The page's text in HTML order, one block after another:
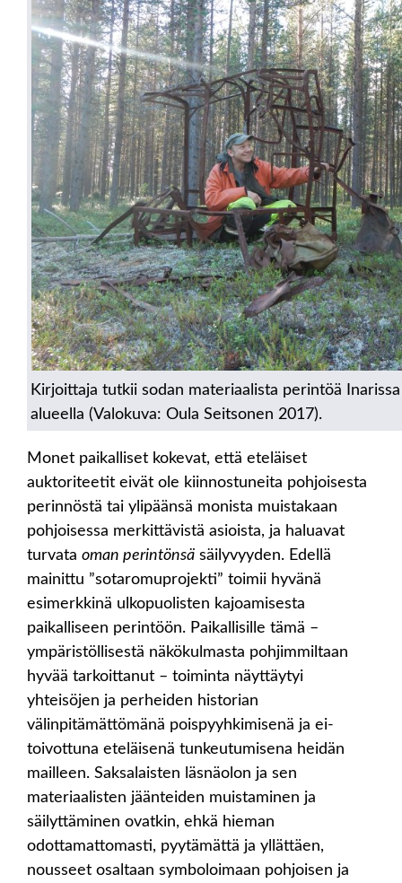
Kirjoittaja tutkii sodan materiaalista perintöä
alueella (Valokuva: Oula Seitsonen 2017).
Monet paikalliset kokevat, että eteläiset
auktoriteetit eivät ole kiinnostuneita pohjoisesta
perinnöstä tai ylipäänsä monista muistakaan
pohjoisessa merkittävistä asioista, ja haluavat
turvata oman perintönsä säilyvyyden. Edellä
mainittu ”sotaromuprojekti” toimii hyvänä
esimerkkinä ulkopuolisten kajoamisesta
paikalliseen perintöön. Paikallisille tämä –
ympäristöllisestä näkökulmasta pohjimmiltaan
hyvää tarkoittanut – toiminta näyttäytyi
yhteisöjen ja perheiden historian
välinpitämättömänä poispyyhkimisenä ja ei-
toivottuna eteläisenä tunkeutumisena heidän
mailleen. Saksalaisten läsnäolon ja sen
materiaalisten jäänteiden muistaminen ja
säilyttäminen ovatkin, ehkä hieman
odottamattomasti, pyytämättä ja yllättäen,
nousseet osaltaan symboloimaan pohjoisen ja